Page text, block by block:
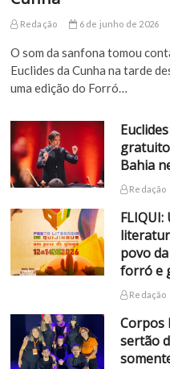
Redação 6 de junho de 2026
O som da sanfona tomou
Euclides da Cunha na tarde
uma edição do Forró…
Bahia
Redação
FLIQUI:
povo
forró e
Redação
Corpos
sertão